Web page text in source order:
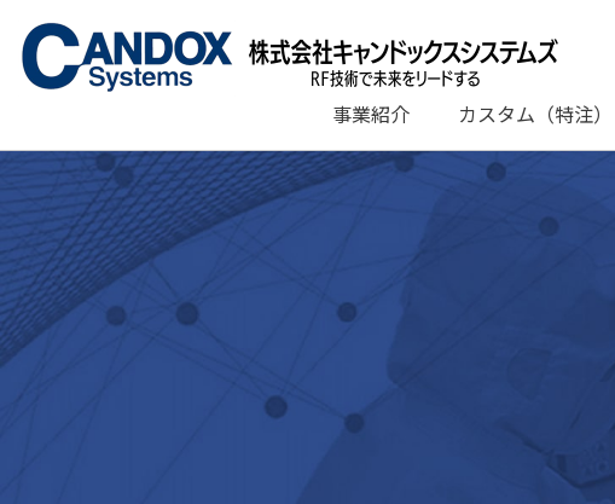
へ
ッ
プ
事業紹介 カスタム（特注）